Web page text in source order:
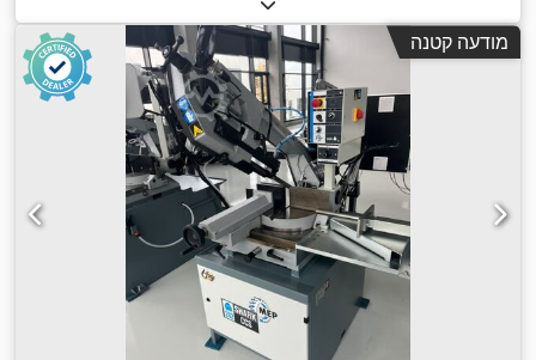
מודעה קטנה